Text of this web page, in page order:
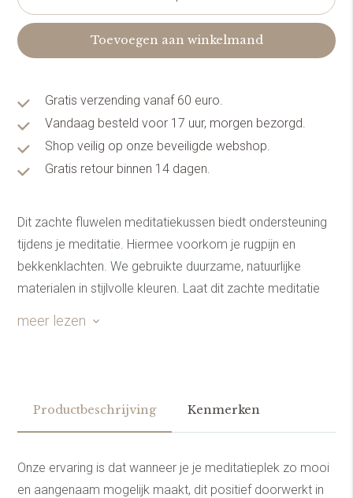
Toevoegen aan winkelmand
Gratis verzending vanaf 60 euro.
Vandaag besteld voor 17 uur, morgen bezorgd.
Shop veilig op onze beveiligde webshop.
Gratis retour binnen 14 dagen.
Dit zachte fluwelen meditatiekussen biedt ondersteuning
tijdens je meditatie. Hiermee voorkom je rugpijn en
bekkenklachten. We gebruikte duurzame, natuurlijke
materialen in stijlvolle kleuren. Laat dit zachte meditatie
meer lezen
Productbeschrijving Kenmerken
Onze ervaring is dat wanneer je je meditatieplek zo mooi
en aangenaam mogelijk maakt, dit positief doorwerkt in